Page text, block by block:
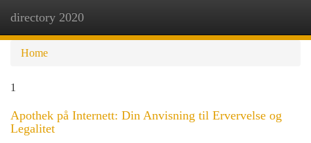
directory 2020
Home
1
Apothek på Internett: Din Anvisning til Ervervelse og
Legalitet